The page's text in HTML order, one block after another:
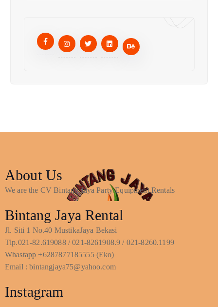
About Us
We are the CV Bintang Jaya Party Equipment Rentals
Bintang Jaya Rental
Jl. Siti 1 No.40 MustikaJaya Bekasi
Tlp.021-82.619088 / 021-8261908.9 / 021-8260.1199
Whastapp +6287877185555 (Eko)
Email : bintangjaya75@yahoo.com
Instagram